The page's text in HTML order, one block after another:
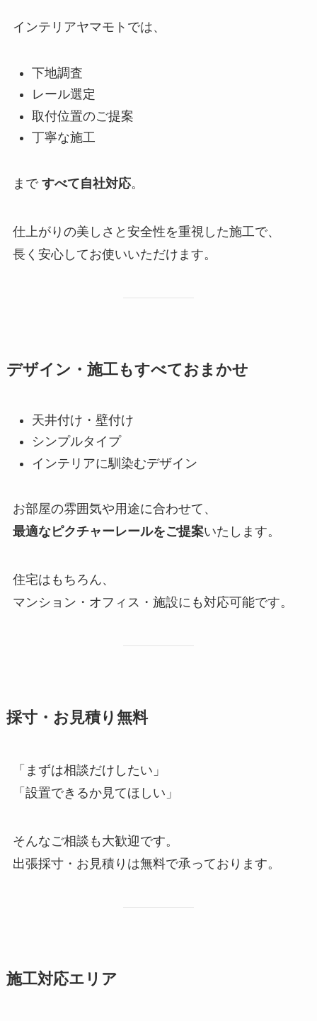
インテリアヤマモトでは、
下地調査
レール選定
取付位置のご提案
丁寧な施工
まで すべて自社対応。
仕上がりの美しさと安全性を重視した施工で、
長く安心してお使いいただけます。
デザイン・施工もすべておまかせ
天井付け・壁付け
シンプルタイプ
インテリアに馴染むデザイン
お部屋の雰囲気や用途に合わせて、
最適なピクチャーレールをご提案いたします。
住宅はもちろん、
マンション・オフィス・施設にも対応可能です。
採寸・お見積り無料
「まずは相談だけしたい」
「設置できるか見てほしい」
そんなご相談も大歓迎です。
出張採寸・お見積りは無料で承っております。
施工対応エリア